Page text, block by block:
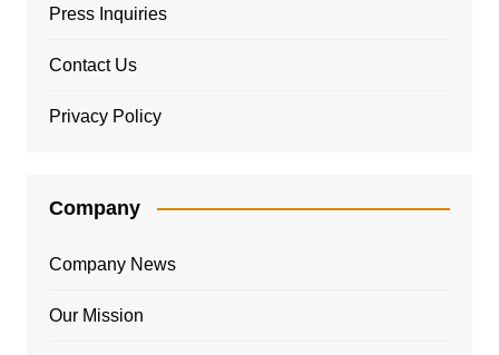
Press Inquiries
Contact Us
Privacy Policy
Company
Company News
Our Mission